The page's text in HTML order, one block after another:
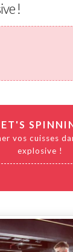
!
vos cuisses
explosive !